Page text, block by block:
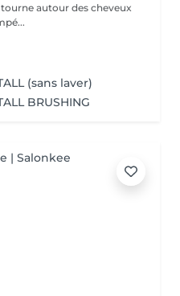
compé...
(sans laver)
BRUSHING